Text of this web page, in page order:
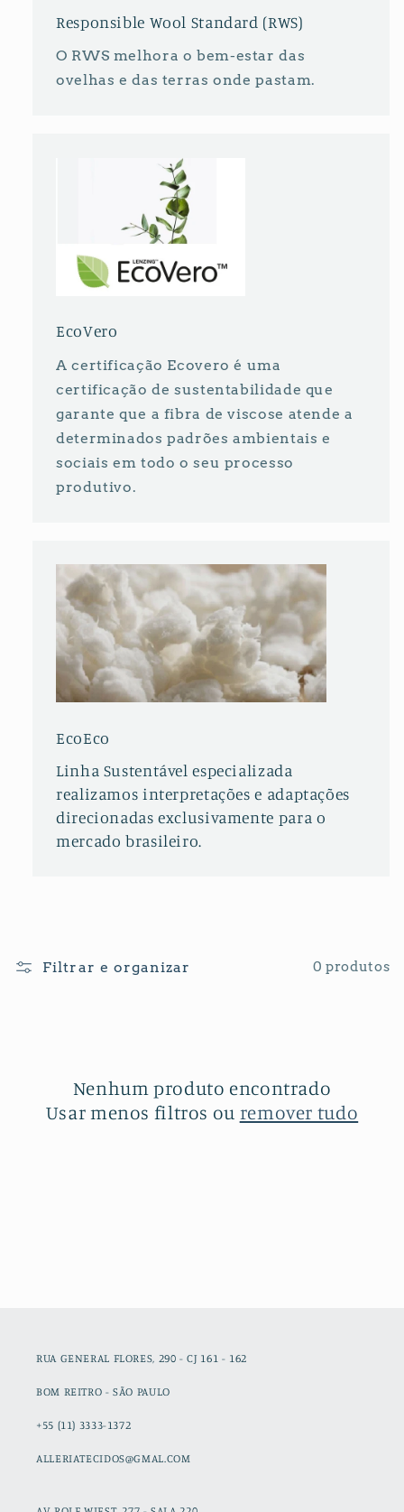
Responsible Wool Standard (RWS)
O RWS melhora o bem-estar das
ovelhas e das terras onde pastam.
EcoVero
A certificação Ecovero é uma
certificação de sustentabilidade que
garante que a fibra de viscose atende a
determinados padrões ambientais e
sociais em todo o seu processo
produtivo.
EcoEco
Linha Sustentável especializada
realizamos interpretações e adaptações
direcionadas exclusivamente para o
mercado brasileiro.
Filtrar e organizar 0 produtos
Nenhum produto encontrado
Usar menos filtros ou remover tudo
RUA GENERAL FLORES, 290 - CJ 161 - 162
BOM REITRO - SÃO PAULO
+55 (11) 3333-1372
ALLERIATECIDOS@GMAL.COM